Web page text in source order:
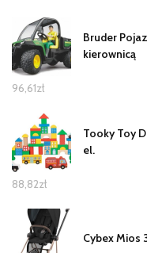
Bruder
kierownicą
96,61zł
Tooky Toy
el.
88,82zł
Cybex Mios